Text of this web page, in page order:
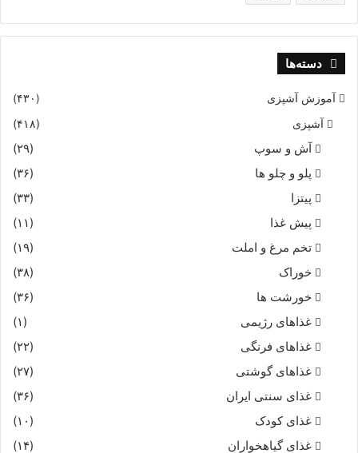
دسته‌ها
آموزش آشپزی (۴۳۰)
آشپزی (۴۱۸)
آش و سوپ
(۲۹)
پلو و چلو ها
(۳۶)
پیتزا
(۳۳)
پیش غذا
(۱۱)
تخم مرغ و املت
(۱۹)
خوراک
(۳۸)
خورشت ها
(۳۶)
غذاهای رژیمی
(۱)
غذاهای فرنگی
(۲۲)
غذاهای گوشتی
(۲۷)
غذای سنتی ایران
(۳۶)
غذای کودک
(۱۰)
غذای گیاهخواران
(۱۴)